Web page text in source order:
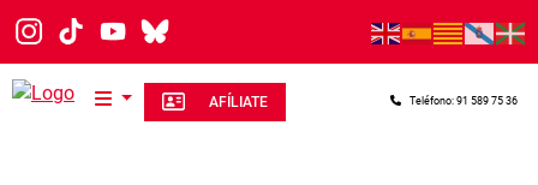
Pasar al contenido principal
AFÍLIATE Teléfono: 91 589 75 36